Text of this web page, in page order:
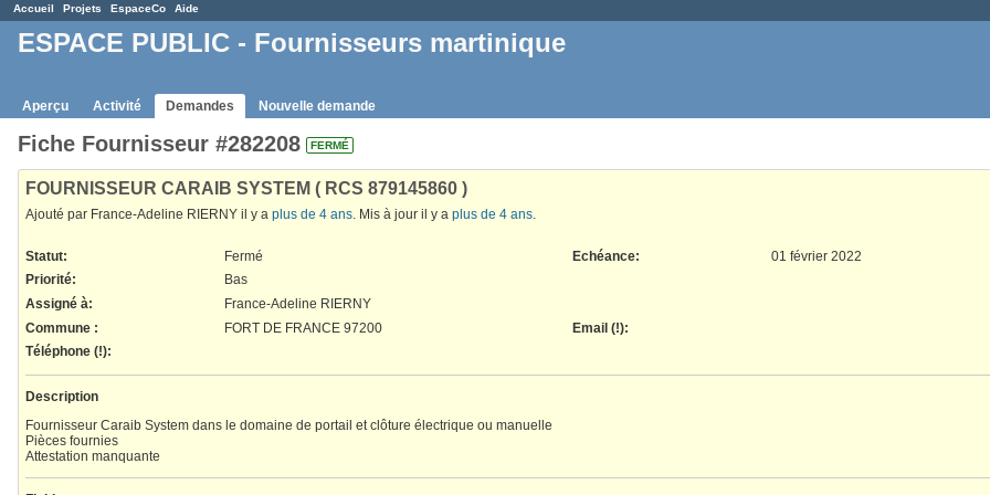
Accueil Projets EspaceCo Aide
ESPACE PUBLIC - Fournisseurs martinique
Aperçu Activité Demandes Nouvelle demande
Fiche Fournisseur #282208 FERMÉ
FOURNISSEUR CARAIB SYSTEM ( RCS 879145860 )
Ajouté par France-Adeline RIERNY il y a plus de 4 ans. Mis à jour il y a plus de 4 ans.
Statut:
Fermé
Priorité:
Bas
Assigné à:
France-Adeline RIERNY
Echéance: 01 février 2022
Commune :
FORT DE FRANCE 97200
Téléphone (!):
Email (!):
Description
Fournisseur Caraib System dans le domaine de portail et clôture électrique ou manuelle
Pièces fournies
Attestation manquante